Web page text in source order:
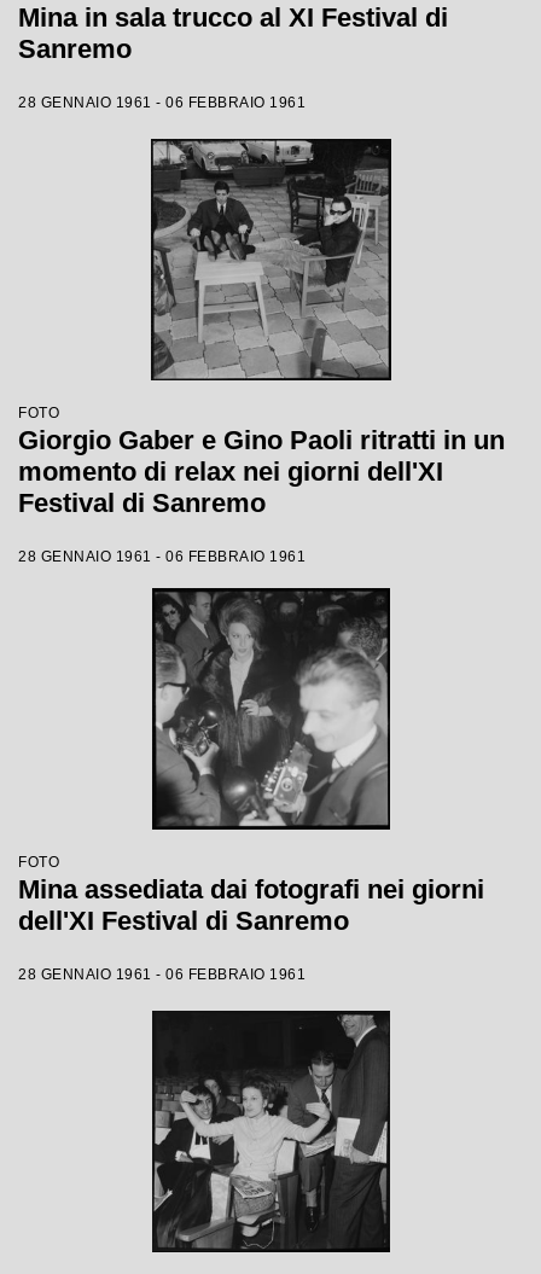
Mina in sala trucco al XI Festival di
Sanremo
28 GENNAIO 1961 - 06 FEBBRAIO 1961
FOTO
Giorgio Gaber e Gino Paoli ritratti in un
momento di relax nei giorni dell'XI
Festival di Sanremo
28 GENNAIO 1961 - 06 FEBBRAIO 1961
FOTO
Mina assediata dai fotografi nei giorni
dell'XI Festival di Sanremo
28 GENNAIO 1961 - 06 FEBBRAIO 1961